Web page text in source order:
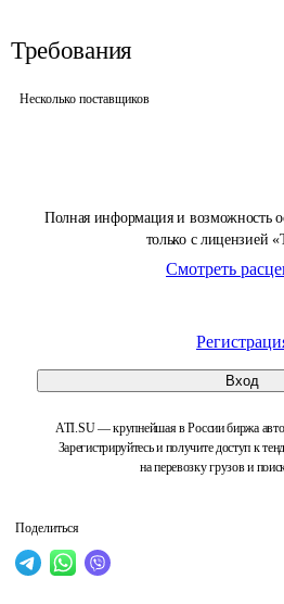
Полная информация и возможность
только с лицензией
Смотреть
Вход
ATI.SU — крупнейшая в России биржа
Зарегистрируйтесь и получите доступ к
на перевозку грузов и
Поделиться
Требования
Несколько поставщиков